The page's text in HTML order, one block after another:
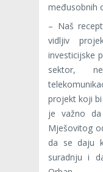
međusobnih
– Naš
vidljiv
investicijske
sektor,
projekt koji
je važno
Mješovitog
da se daju
suradnju i